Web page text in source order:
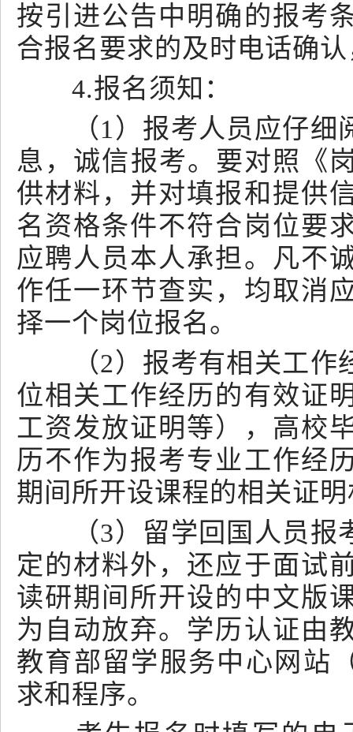
按引进公告中明确的报考
合报名要求的及时电话确
4.报名须知：
（1）报考人员应仔细
息，诚信报考。要对照《
供材料，并对填报和提供
名资格条件不符合岗位要
应聘人员本人承担。凡不
作任一环节查实，均取消
择一个岗位报名。
（2）报考有相关工作
位相关工作经历的有效证
工资发放证明等），高校
历不作为报考专业工作经
期间所开设课程的相关证
（3）留学回国人员报
定的材料外，还应于面试
读研期间所开设的中文版
为自动放弃。学历认证由
教育部留学服务中心网站
求和程序。